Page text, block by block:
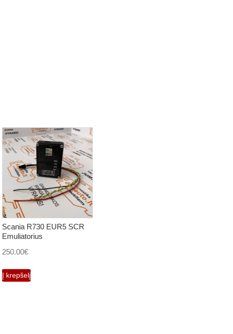
Scania R730 EUR5 SCR
Emuliatorius
250.00€
Į krepšelį